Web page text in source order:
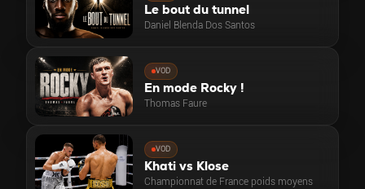
Le bout du tunnel
Daniel Blenda Dos Santos
VOD
En mode Rocky !
Thomas Faure
VOD
Khati vs Klose
Championnat de France poids moyens